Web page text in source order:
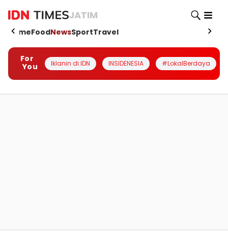
JATIM
HomeFoodNewsSportTravel
For
You
Iklanin di IDN INSIDENESIA #LokalBerdaya